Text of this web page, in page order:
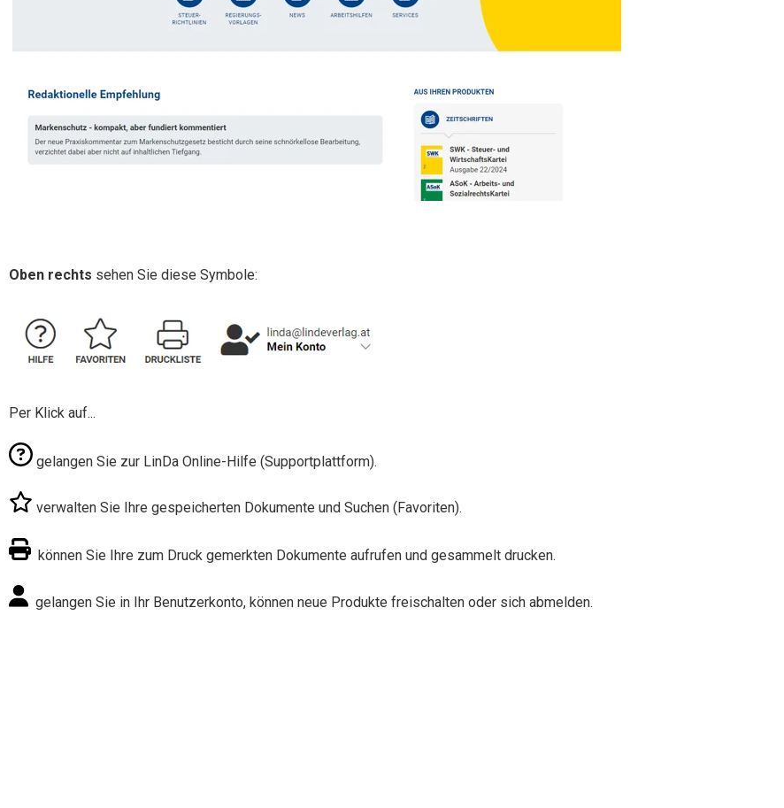
Oben rechts sehen Sie diese Symbole:
Per Klick auf...
gelangen Sie zur LinDa Online-Hilfe (Supportplattform).
verwalten Sie Ihre gespeicherten Dokumente und Suchen (Favoriten).
können Sie Ihre zum Druck gemerkten Dokumente aufrufen und gesammelt drucken.
gelangen Sie in Ihr Benutzerkonto, können neue Produkte freischalten oder sich abmelden.